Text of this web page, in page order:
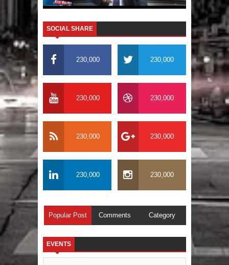
SOCIAL SHARE
230,000 230,000
230,000 230,000
230,000 230,000
230,000 230,000
Popular Post Comments Category
EVENTS